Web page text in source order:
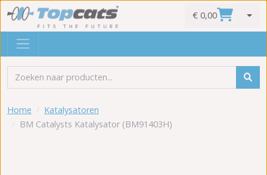
€ 0,00
Home
Katalysatoren
BM Catalysts Katalysator (BM91403H)